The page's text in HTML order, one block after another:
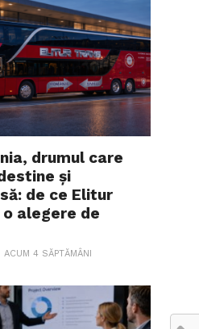
drumul care
și
de ce Elitur
alegere de
ACUM 4 SĂPTĂMÂNI